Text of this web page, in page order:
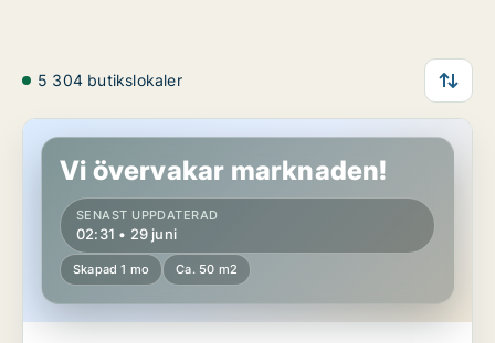
5 304 butikslokaler
Butikslokal i Stockholms län
Vi övervakar marknaden!
SENAST UPPDATERAD
02:31 • 29 juni
Skapad 1 mo Ca. 50 m2